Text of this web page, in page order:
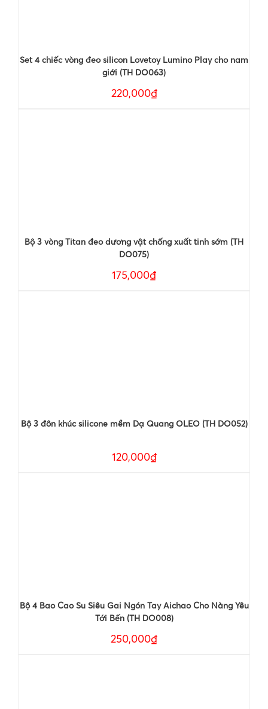
Set 4 chiếc vòng đeo silicon Lovetoy Lumino Play cho nam
giới (TH DO063)
220,000₫
Bộ 3 vòng Titan đeo dương vật chống xuất tinh sớm (TH
DO075)
175,000₫
Bộ 3 đôn khúc silicone mềm Dạ Quang OLEO (TH DO052)
120,000₫
Bộ 4 Bao Cao Su Siêu Gai Ngón Tay Aichao Cho Nàng Yêu
Tới Bến (TH DO008)
250,000₫